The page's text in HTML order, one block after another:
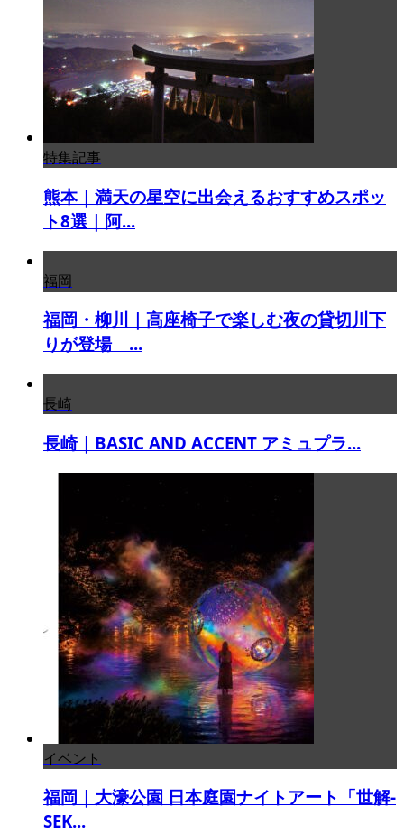
特集記事
熊本｜満天の星空に出会えるおすすめスポッ
ト8選｜阿...
福岡
福岡・柳川｜高座椅子で楽しむ夜の貸切川下
りが登場 ...
長崎
長崎｜BASIC AND ACCENT アミュプラ...
イベント
福岡｜大濠公園 日本庭園ナイトアート「世解-
SEK...